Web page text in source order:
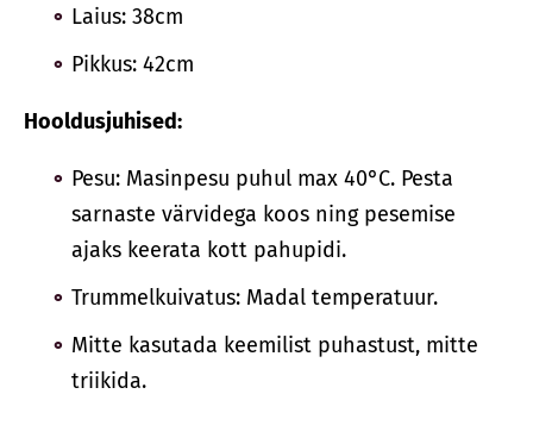
Laius: 38cm
Pikkus: 42cm
Hooldusjuhised:
Pesu: Masinpesu puhul max 40°C. Pesta
sarnaste värvidega koos ning pesemise
ajaks keerata kott pahupidi.
Trummelkuivatus: Madal temperatuur.
Mitte kasutada keemilist puhastust, mitte
triikida.